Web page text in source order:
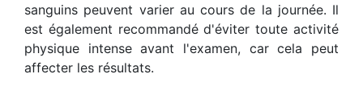
sanguins peuvent varier au cours de la journée. Il
est également recommandé d'éviter toute activité
physique intense avant l'examen, car cela peut
affecter les résultats.